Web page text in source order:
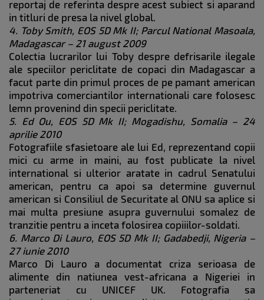
reportaj de referinta despre acest subiect si aparand
in titluri de presa la nivel global.
4. Toby Smith, EOS 5D Mk II; Parcul National Masoala,
Madagascar – 21 august 2009
Colectia lucrarilor lui Toby despre defrisarile ilegale
ale speciilor periclitate de copaci din Madagascar a
facut parte din primul proces de pe pamant american
impotriva comerciantilor internationali care folosesc
lemn provenind din specii periclitate.
5. Ed Ou, EOS 5D Mk II; Mogadishu, Somalia – 24
aprilie 2010
Fotografiile sfasietoare ale lui Ed, reprezentand copii
mici cu arme in maini, au fost publicate la nivel
international si ulterior aratate in cadrul Senatului
american, pentru ca apoi sa determine guvernul
american si Consiliul de Securitate al ONU sa aplice si
mai multa presiune asupra guvernului somalez de
tranzitie pentru a inceta folosirea copiiilor-soldati.
6. Marco Di Lauro, EOS 5D Mk II; Gadabedji, Nigeria –
27 iunie 2010
Marco Di Lauro a documentat criza serioasa de
alimente din natiunea vest-africana a Nigeriei in
parteneriat cu UNICEF UK. Fotografia sa